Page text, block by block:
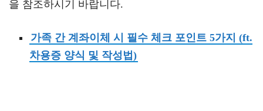
을 참조하시기 바랍니다.
가족 간 계좌이체 시 필수 체크 포인트 5가지 (ft.
차용증 양식 및 작성법)